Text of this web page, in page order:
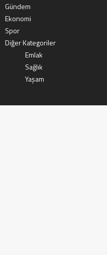
Gündem
Ekonomi
Spor
Diğer Kategoriler
Emlak
Sağlık
Yaşam